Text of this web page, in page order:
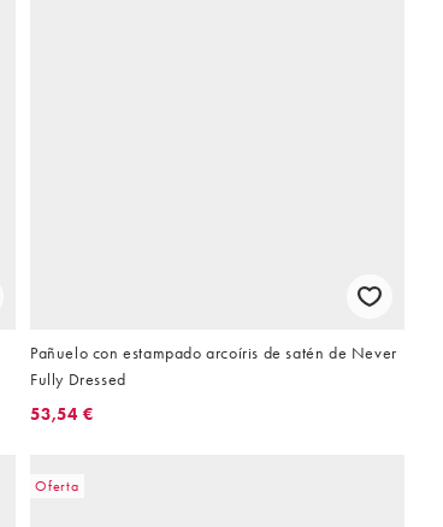
Pañuelo con estampado arcoíris de satén de Never
Fully Dressed
53,54 €
Oferta